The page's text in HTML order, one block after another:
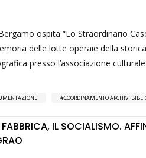
ospita “Lo Straordinario
delle lotte operaie della storica
presso l’associazione
COORDINAMENTO ARCHIVI
IL SOCIALISMO.